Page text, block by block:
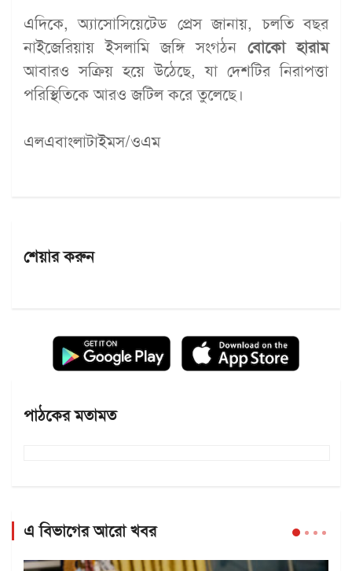
এদিকে, অ্যাসোসিয়েটেড প্রেস জানায়, চলতি বছর
নাইজেরিয়ায় ইসলামি জঙ্গি সংগঠন বোকো হারাম
আবারও সক্রিয় হয়ে উঠেছে, যা দেশটির নিরাপত্তা
পরিস্থিতিকে আরও জটিল করে তুলেছে।
এলএবাংলাটাইমস/ওএম
শেয়ার করুন
পাঠকের মতামত
এ বিভাগের আরো খবর